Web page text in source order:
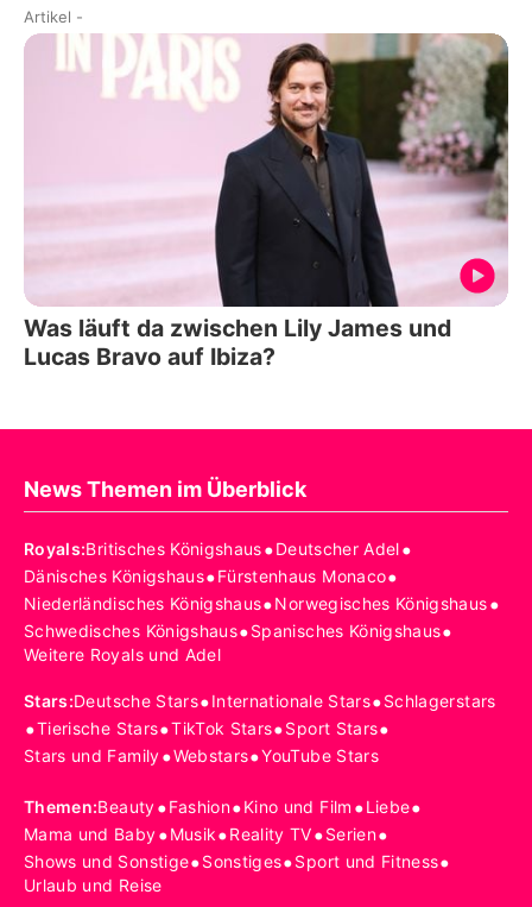
Artikel -
Was läuft da zwischen Lily James und
Lucas Bravo auf Ibiza?
News Themen im Überblick
Royals:Britisches Königshaus•Deutscher Adel•
Dänisches Königshaus•Fürstenhaus Monaco•
Niederländisches Königshaus•Norwegisches Königshaus•
Schwedisches Königshaus•Spanisches Königshaus•
Weitere Royals und Adel
Stars:Deutsche Stars•Internationale Stars•Schlagerstars
•Tierische Stars•TikTok Stars•Sport Stars•
Stars und Family•Webstars•YouTube Stars
Themen:Beauty•Fashion•Kino und Film •Liebe•
Mama und Baby•Musik•Reality TV•Serien•
Shows und Sonstige•Sonstiges•Sport und Fitness•
Urlaub und Reise